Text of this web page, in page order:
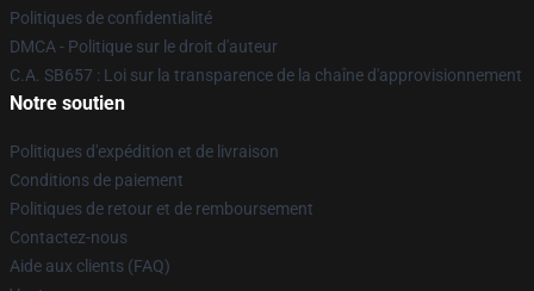
Politiques de confidentialité
DMCA - Politique sur le droit d'auteur
C.A. SB657 : Loi sur la transparence de la chaîne d'approvisionnement
Notre soutien
Politiques d'expédition et de livraison
Conditions de paiement
Politiques de retour et de remboursement
Contactez-nous
Aide aux clients (FAQ)